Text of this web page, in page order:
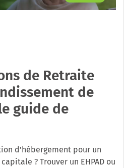
de Retraite
de
guide de
d'hébergement pour un
? Trouver un EHPAD ou